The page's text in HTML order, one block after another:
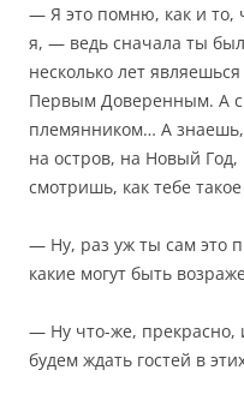
— Я это помню, как и то,
я, — ведь сначала ты
несколько лет
Первым Доверенным. А
племянником… А
на остров, на Новый Год,
смотришь, как тебе
— Ну, раз уж ты сам это
какие могут быть
— Ну что-же, прекрасно,
будем ждать гостей в